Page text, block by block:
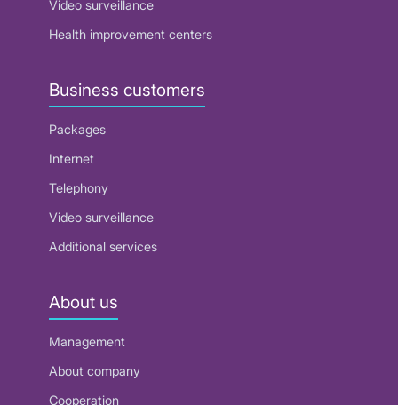
Video surveillance
Health improvement centers
Business customers
Packages
Internet
Telephony
Video surveillance
Additional services
About us
Management
About company
Cooperation